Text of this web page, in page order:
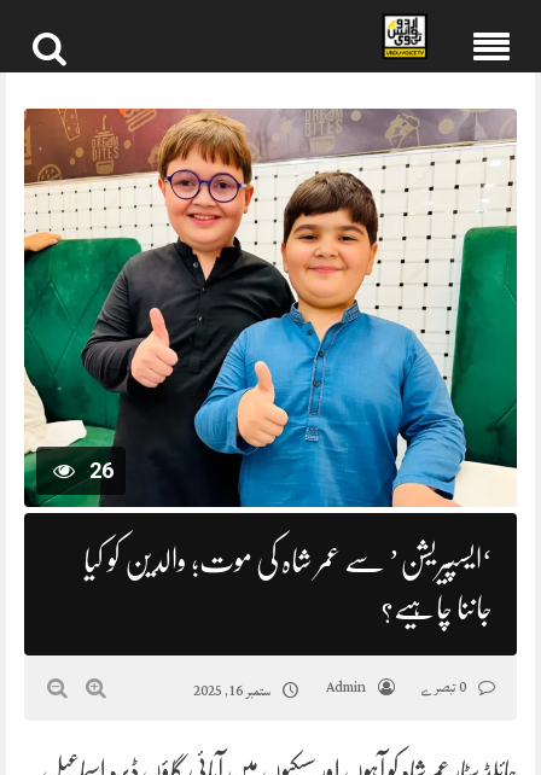
content
26
‘ایسپیریشن’ سے عمر شاہ کی موت؛ والدین کو کیا
جاننا چاہیے؟
Admin ستمبر 16, 2025